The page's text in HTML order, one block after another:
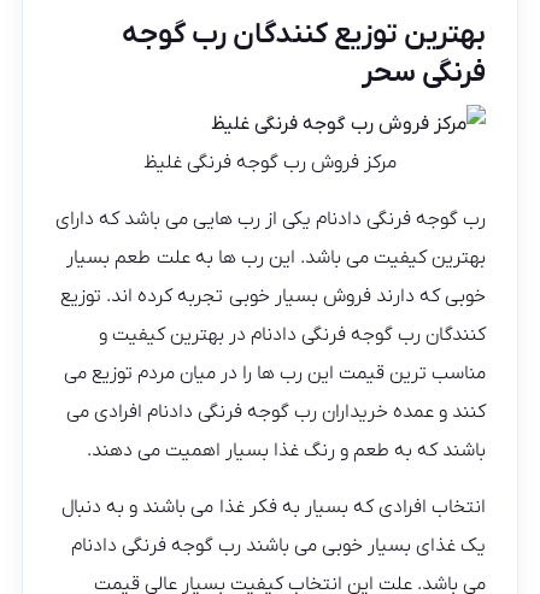
بهترین توزیع کنندگان رب گوجه
فرنگی سحر
مرکز فروش رب گوجه فرنگی غلیظ
رب گوجه فرنگی دادنام یکی از رب هایی می باشد که دارای
بهترین کیفیت می باشد. این رب ها به علت طعم بسیار
خوبی که دارند فروش بسیار خوبی تجربه کرده اند. توزیع
کنندگان رب گوجه فرنگی دادنام در بهترین کیفیت و
مناسب ترین قیمت این رب ها را در میان مردم توزیع می
‌کنند و عمده خریداران رب گوجه فرنگی دادنام افرادی می
باشند که به طعم و رنگ غذا بسیار اهمیت می دهند.
انتخاب افرادی که بسیار به فکر غذا می باشند و به دنبال
یک غذای بسیار خوبی می باشند رب گوجه فرنگی دادنام
می باشد. علت این انتخاب کیفیت بسیار عالی قیمت